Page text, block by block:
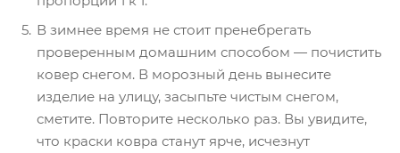
В зимнее время не стоит пренебрегать
проверенным домашним способом — почистить
ковер снегом. В морозный день вынесите
изделие на улицу, засыпьте чистым снегом,
сметите. Повторите несколько раз. Вы увидите,
что краски ковра станут ярче, исчезнут